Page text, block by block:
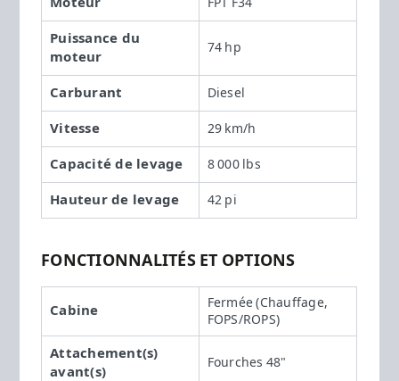
Puissance du
moteur
74 hp
Carburant Diesel
Vitesse 29 km/h
Capacité de levage 8 000 lbs
Hauteur de levage 42 pi
FONCTIONNALITÉS ET OPTIONS
Cabine
Fermée (Chauffage,
FOPS/ROPS)
Attachement(s)
avant(s)
Fourches 48"